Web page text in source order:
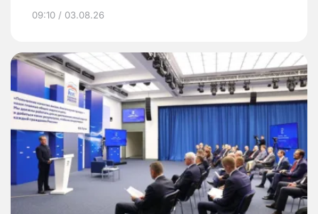
09:10 / 03.08.26